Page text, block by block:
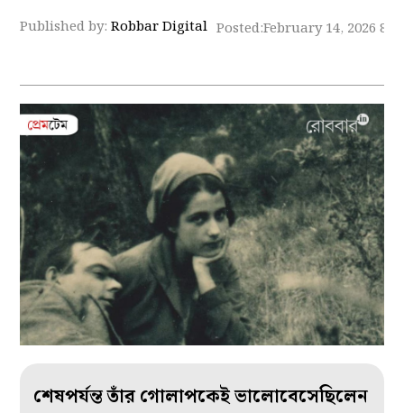
Published by:Robbar Digital Posted:February 14, 2026
শেষপর্যন্ত তাঁর গোলাপকেই ভালোবেসেছিলেন